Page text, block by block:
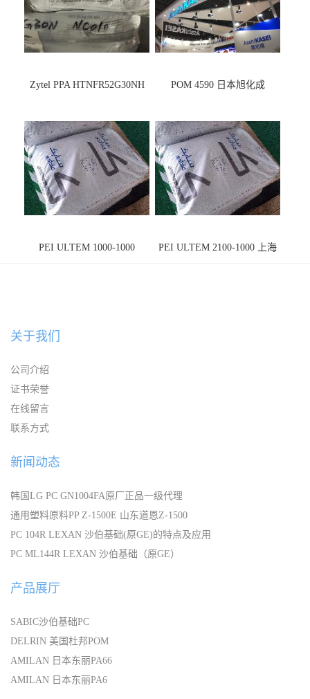
Zytel PPA HTNFR52G30NH POM 4590 日本旭化成
PEI ULTEM 1000-1000
PEI ULTEM 2100-1000 上海
关于我们
公司介绍
证书荣誉
在线留言
联系方式
新闻动态
韩国LG PC GN1004FA原厂正品一级代理
通用塑料原料PP Z-1500E 山东道恩Z-1500
PC 104R LEXAN 沙伯基础(原GE)的特点及应用
PC ML144R LEXAN 沙伯基础（原GE）
产品展厅
SABIC沙伯基础PC
DELRIN 美国杜邦POM
AMILAN 日本东丽PA66
AMILAN 日本东丽PA6